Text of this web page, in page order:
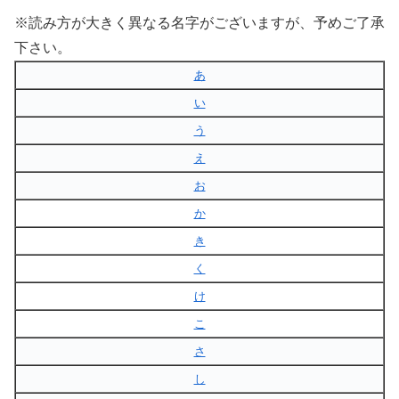
※読み方が大きく異なる名字がございますが、予めご了承
下さい。
あ
い
う
え
お
か
き
く
け
こ
さ
し